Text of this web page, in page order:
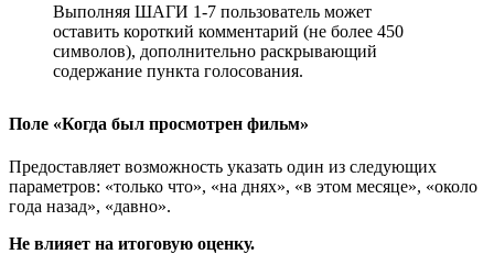
Выполняя ШАГИ 1-7 пользователь может
оставить короткий комментарий (не более 450
символов), дополнительно раскрывающий
содержание пункта голосования.
Поле «Когда был просмотрен фильм»
Предоставляет возможность указать один из следующих
параметров: «только что», «на днях», «в этом месяце», «около
года назад», «давно».
Не влияет на итоговую оценку.